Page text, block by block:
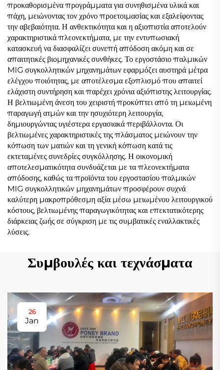
προκαθορισμένα προγράμματα για συνηθισμένα υλικά και
πάχη, μειώνοντας τον χρόνο προετοιμασίας και εξαλείφοντας
την αβεβαιότητα. Η ανθεκτικότητα και η αξιοπιστία αποτελούν
χαρακτηριστικά πλεονεκτήματα, με την εντυπωσιακή
κατασκευή να διασφαλίζει συνεπή απόδοση ακόμη και σε
απαιτητικές βιομηχανικές συνθήκες. Το εργοστάσιο παλμικών
MIG συγκολλητικών μηχανημάτων εφαρμόζει αυστηρά μέτρα
ελέγχου ποιότητας, με αποτέλεσμα εξοπλισμό που απαιτεί
ελάχιστη συντήρηση και παρέχει χρόνια αξιόπιστης λειτουργίας.
Η βελτιωμένη άνεση του χειριστή προκύπτει από τη μειωμένη
παραγωγή ατμών και την ησυχιότερη λειτουργία,
δημιουργώντας υγιέστερα εργασιακά περιβάλλοντα. Οι
βελτιωμένες χαρακτηριστικές της πλάσματος μειώνουν την
κόπωση των ματιών και τη γενική κόπωση κατά τις
εκτεταμένες συνεδρίες συγκόλλησης. Η οικονομική
αποτελεσματικότητα συνδυάζεται με τα πλεονεκτήματα
απόδοσης, καθώς τα προϊόντα του εργοστασίου παλμικών
MIG συγκολλητικών μηχανημάτων προσφέρουν συχνά
καλύτερη μακροπρόθεσμη αξία μέσω μειωμένου λειτουργικού
κόστους, βελτιωμένης παραγωγικότητας και επεκτατικότερης
διάρκειας ζωής σε σύγκριση με τις συμβατικές εναλλακτικές
λύσεις.
Συμβουλές και τεχνάσματα
26
Jan